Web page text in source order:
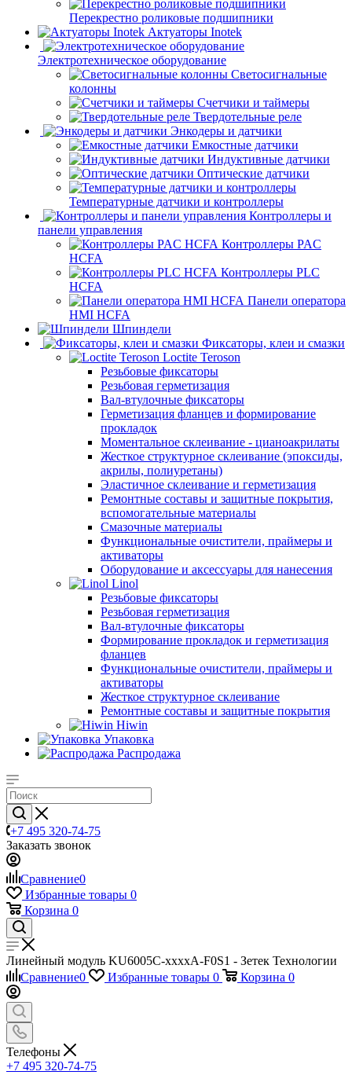
Перекрестно роликовые подшипники
Актуаторы Inotek
Электротехническое оборудование
Светосигнальные
колонны
Счетчики и таймеры
Твердотельные реле
Энкодеры и датчики
Емкостные датчики
Индуктивные датчики
Оптические датчики
Температурные датчики и контроллеры
Контроллеры и
панели управления
Контроллеры PAC
HCFA
Контроллеры PLC
HCFA
Панели оператора
HMI HCFA
Шпиндели
Фиксаторы, клеи и смазки
Loctite Teroson
Резьбовые фиксаторы
Резьбовая герметизация
Вал-втулочные фиксаторы
Герметизация фланцев и формирование
прокладок
Моментальное склеивание - цианоакрилаты
Жесткое структурное склеивание (эпоксиды,
акрилы, полиуретаны)
Эластичное склеивание и герметизация
Ремонтные составы и защитные покрытия,
вспомогательные материалы
Смазочные материалы
Функциональные очистители, праймеры и
активаторы
Оборудование и аксессуары для нанесения
Linol
Резьбовые фиксаторы
Резьбовая герметизация
Вал-втулочные фиксаторы
Формирование прокладок и герметизация
фланцев
Функциональные очистители, праймеры и
активаторы
Жесткое структурное склеивание
Ремонтные составы и защитные покрытия
Hiwin
Упаковка
Распродажа
+7 495 320-74-75
Заказать звонок
Сравнение0
Избранные товары 0
Корзина 0
Линейный модуль KU6005C-xxxxA-F0S1 - Зетек Технологии
Сравнение0 Избранные товары 0 Корзина 0
Телефоны
+7 495 320-74-75